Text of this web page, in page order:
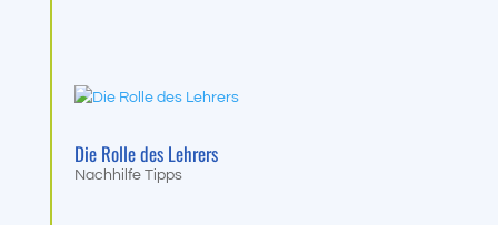
Die Rolle des Lehrers
Nachhilfe Tipps